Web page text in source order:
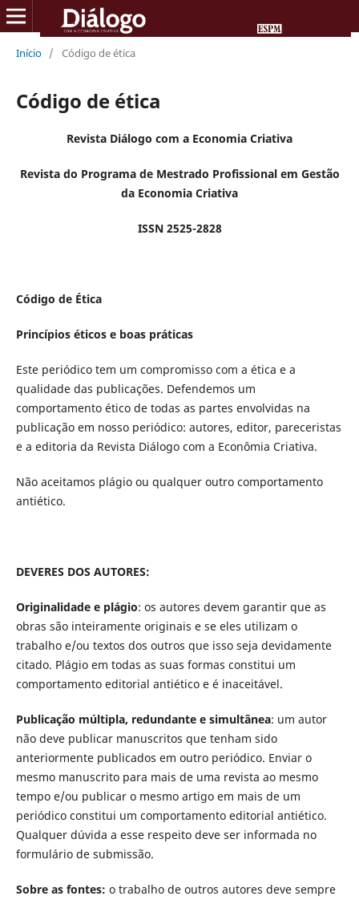
Início / Código de ética
Código de ética
Revista Diálogo com a Economia Criativa
Revista do Programa de Mestrado Profissional em Gestão
da Economia Criativa
ISSN 2525-2828
Código de Ética
Princípios éticos e boas práticas
Este periódico tem um compromisso com a ética e a
qualidade das publicações. Defendemos um
comportamento ético de todas as partes envolvidas na
publicação em nosso periódico: autores, editor, pareceristas
e a editoria da Revista Diálogo com a Econômia Criativa.
Não aceitamos plágio ou qualquer outro comportamento
antiético.
DEVERES DOS AUTORES:
Originalidade e plágio: os autores devem garantir que as
obras são inteiramente originais e se eles utilizam o
trabalho e/ou textos dos outros que isso seja devidamente
citado. Plágio em todas as suas formas constitui um
comportamento editorial antiético e é inaceitável.
Publicação múltipla, redundante e simultânea: um autor
não deve publicar manuscritos que tenham sido
anteriormente publicados em outro periódico. Enviar o
mesmo manuscrito para mais de uma revista ao mesmo
tempo e/ou publicar o mesmo artigo em mais de um
periódico constitui um comportamento editorial antiético.
Qualquer dúvida a esse respeito deve ser informada no
formulário de submissão.
Sobre as fontes: o trabalho de outros autores deve sempre